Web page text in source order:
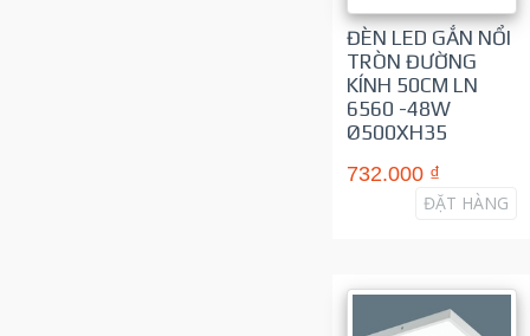
ĐÈN LED GẮN NỔI
TRÒN ĐƯỜNG
KÍNH 50CM LN
6560 -48W
Ø500XH35
732.000 ₫
ĐẶT HÀNG